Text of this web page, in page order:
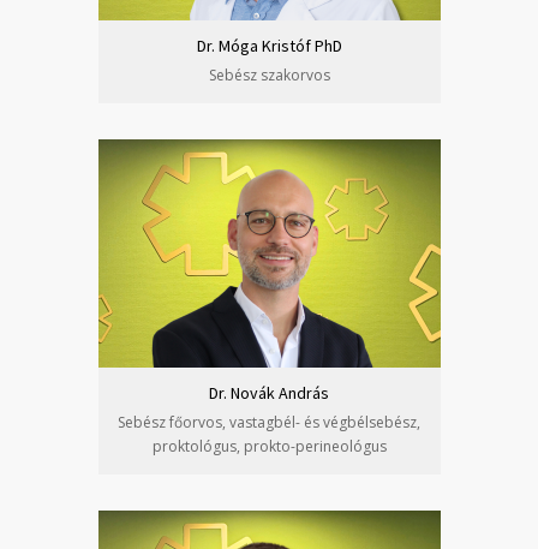
Dr. Móga Kristóf PhD
Sebész szakorvos
Dr. Novák András
Sebész főorvos, vastagbél- és végbélsebész,
proktológus, prokto-perineológus